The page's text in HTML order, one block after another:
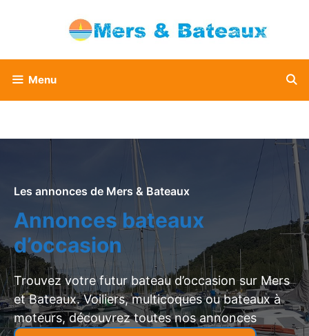
Menu
Les annonces de Mers & Bateaux
Annonces bateaux
d’occasion
Trouvez votre futur bateau d’occasion sur Mers
et Bateaux. Voiliers, multicoques ou bateaux à
moteurs, découvrez toutes nos annonces